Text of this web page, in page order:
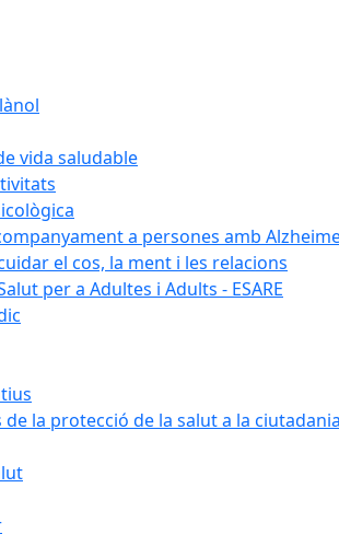
vida saludable
a persones amb
el cos, la ment i les relacions
per a Adultes i Adults - ESARE
de la protecció de la salut a la ciutadania